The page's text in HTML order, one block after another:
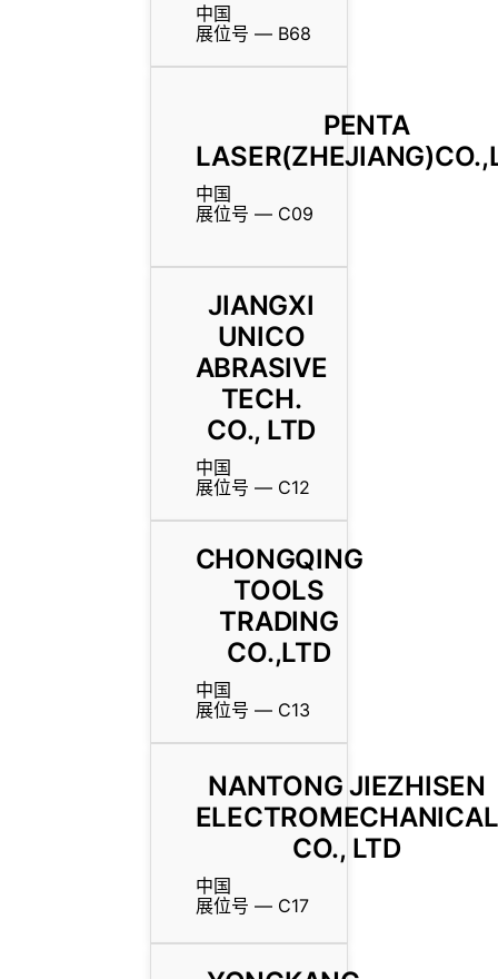
中国
展位号 — B68
PENTA
中国
展位号 — C09
JIANGXI
UNICO
ABRASIVE
TECH.
CO., LTD
中国
展位号 — C12
CHONGQING
TOOLS
TRADING
CO.,LTD
中国
展位号 — C13
NANTONG JIEZHISEN
ELECTROMECHANICAL
CO., LTD
中国
展位号 — C17